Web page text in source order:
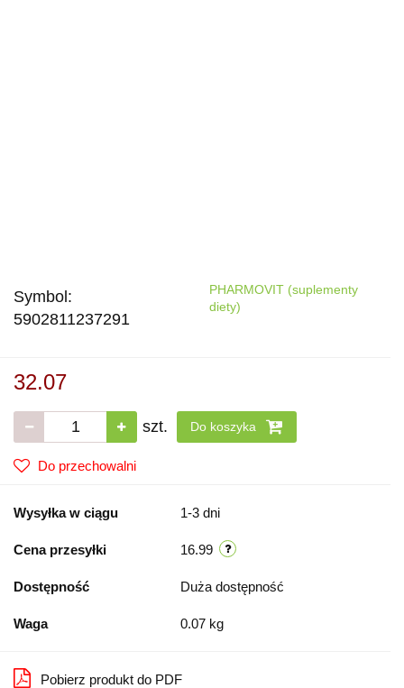
Symbol:
5902811237291
PHARMOVIT (suplementy
diety)
32.07
szt. Do koszyka
Do przechowalni
Wysyłka w ciągu 1-3 dni
Cena przesyłki 16.99
Dostępność Duża dostępność
Waga 0.07 kg
Pobierz produkt do PDF